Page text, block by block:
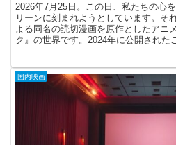
2026年7月25日。この日、私たちの心
リーンに刻まれようとしています。そ
よる同名の読切漫画を原作としたアニ
ク』の世界です。2024年に公開された
国内映画